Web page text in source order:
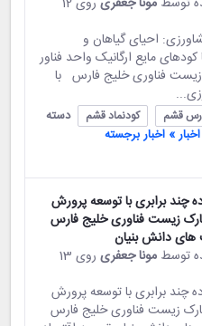
احیای گیاهان و
مایع ارگانیک واحد فناور
فناوری خلیج فارس با
قشم کودنماد قشم
دسته
اخبار » اخبار برجسته
چند برابری با توسعه پرورش
زیست فناوری خلیج فارس
دانش بنیان
توسط مونا جعفری
روی 13
چند برابری با توسعه پرورش
زیست فناوری خلیج فارس